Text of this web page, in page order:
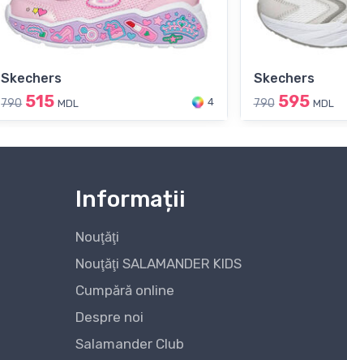
Skechers
790 515 MDL 4
Skechers
790 595 MDL
Informații
Nouţăţi
Nouţăţi SALAMANDER KIDS
Cumpără online
Despre noi
Salamander Club